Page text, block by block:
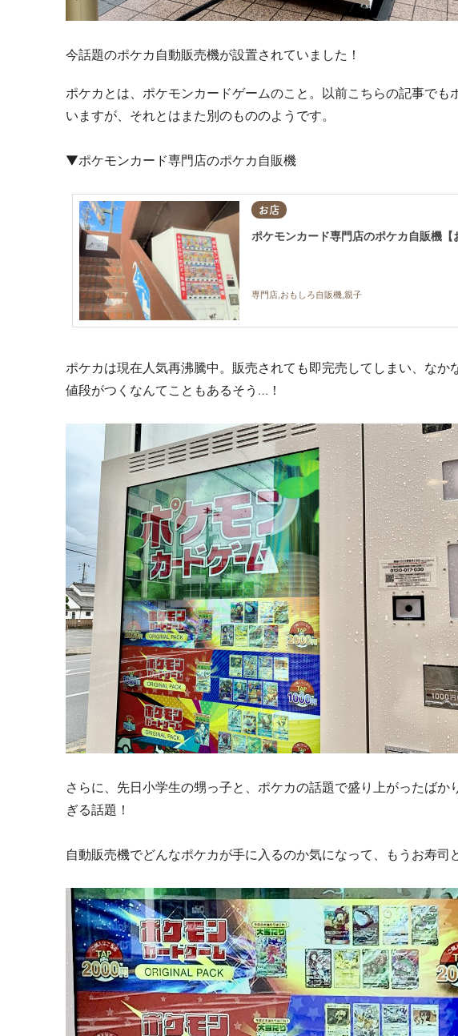
今話題のポケカ自動販売機が設置されていました！
ポケカとは、ポケモンカードゲームのこと。以前こちらの記事でも
いますが、それとはまた別のもののようです。
▼ポケモンカード専門店のポケカ自販機
お店
ポケモンカード専門店のポケカ自販機【
専門店,おもしろ自販機,親子
ポケカは現在人気再沸騰中。販売されても即完売してしまい、なか
値段がつくなんてこともあるそう…！
さらに、先日小学生の甥っ子と、ポケカの話題で盛り上がったばか
ぎる話題！
自動販売機でどんなポケカが手に入るのか気になって、もうお寿司